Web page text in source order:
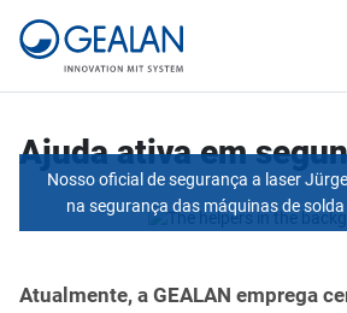
Ajuda ativa em
Nosso oficial de segurança a laser
na segurança das máquinas de
Atualmente, a GEALAN emprega